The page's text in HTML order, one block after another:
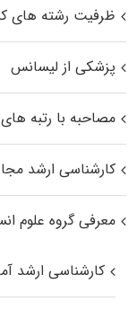
ظرفیت رشته های
پزشکی از لیسانس
مصاحبه با رتبه های
کارشناسی ارشد
معرفی گروه علوم
کارشناسی ارشد